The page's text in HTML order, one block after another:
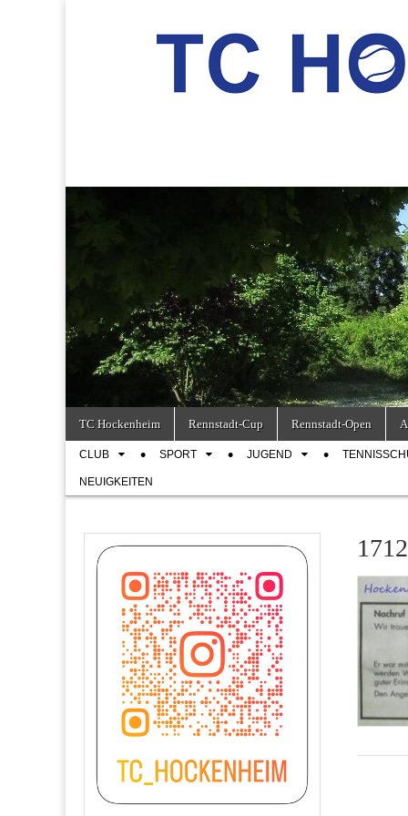
TC Hockenheim
Main
menu
content
TC Hockenheim Rennstadt-Cup Rennstadt-Open
SubCLUB SPORT JUGEND
NEUIGKEITEN